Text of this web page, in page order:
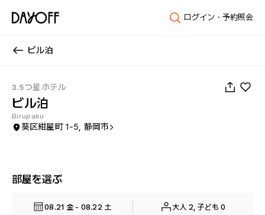
ログイン・予約照会
ビル泊
3.5つ星 ホテル
ビル泊
Birupaku
葵区紺屋町 1-5, 静岡市
部屋を選ぶ
08.21 金 - 08.22 土 大人 2, 子ども 0